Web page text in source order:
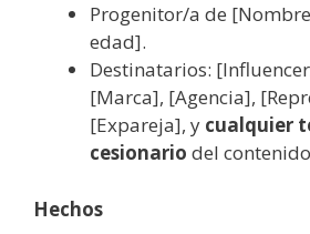
Progenitor/a de
edad].
Destinatarios:
[Marca], [Agencia],
[Expareja], y cualquier
cesionario del
Hechos